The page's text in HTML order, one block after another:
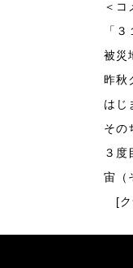
＜コ
「
被災
昨秋
はじ
その
３度
宙（
[ク